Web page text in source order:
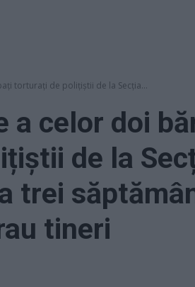
torturați de polițiștii de la Secția...
a celor doi
de la
trei
tineri